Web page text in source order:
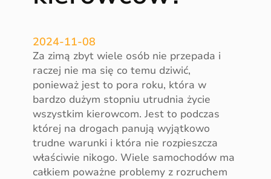
c
h
o
d
o
w
y
c
h
2024-11-08
Za zimą zbyt wiele osób nie przepada i
raczej nie ma się co temu dziwić,
ponieważ jest to pora roku, która w
bardzo dużym stopniu utrudnia życie
wszystkim kierowcom. Jest to podczas
której na drogach panują wyjątkowo
trudne warunki i która nie rozpieszcza
właściwie nikogo. Wiele samochodów ma
całkiem poważne problemy z rozruchem